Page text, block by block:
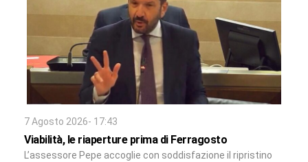
7 Agosto 2026- 17:43
Viabilità, le riaperture prima di Ferragosto
L’assessore Pepe accoglie con soddisfazione il ripristino